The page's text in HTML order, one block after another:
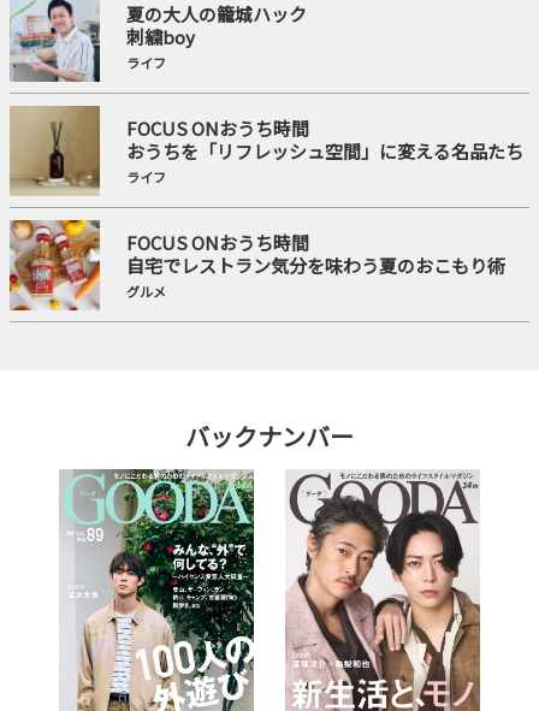
夏の大人の籠城ハック
刺繍boy
ライフ
FOCUS ONおうち時間
おうちを「リフレッシュ空間」に変える名品たち
ライフ
FOCUS ONおうち時間
自宅でレストラン気分を味わう夏のおこもり術
グルメ
バックナンバー